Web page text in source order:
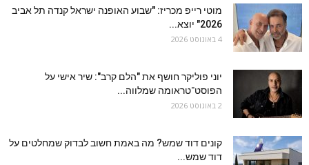
מוטי רייפ מכריז: "שבוע האופנה ישראל קנדה תל אביב
2026" יוצא...
4 באוגוסט 2026
יוני פוליקר חושף את "הלם קרב": שיר אישי על
הפוסט־טראומה שמלווה...
2 באוגוסט 2026
קונים דוד שמש? מה באמת חשוב לבדוק שמחלטים על
דוד שמש...